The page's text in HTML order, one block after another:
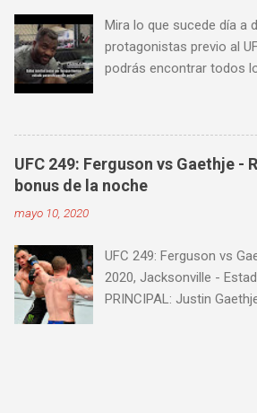
algunos videos donde
golpear la pera cielo
lista de videos podrás
Mira lo que sucede día a
protagonistas previo al
podrás encontrar todos
castellano. Te sugiero
que día a día iremos
con un nuevo episodio
Vlog Series.
UFC 249: Ferguson vs Gaethje -
bonus de la noche
mayo 10, 2020
UFC 249: Ferguson vs
2020, Jacksonville -
PRINCIPAL: Justin
Round 5 Henry Cejudo